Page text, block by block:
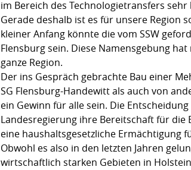
im Bereich des Technologietransfers sehr
Gerade deshalb ist es für unsere Region
kleiner Anfang könnte die vom SSW
Flensburg sein. Diese Namensgebung
ganze Region.
Der ins Gespräch gebrachte Bau einer
SG Flensburg-Handewitt als auch von
ein Gewinn für alle sein. Die
Landesregierung ihre Bereitschaft für die
eine haushaltsgesetzliche Ermächtigung
Obwohl es also in den letzten Jahren
wirtschaftlich starken Gebieten in